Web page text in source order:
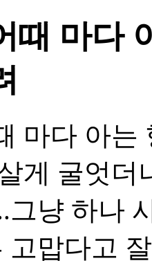
때 마다
마다 아는
게 굴엇더
그냥 하나
고맙다고